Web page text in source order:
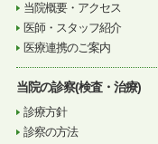
当院概要・アクセス
医師・スタッフ紹介
医療連携のご案内
当院の診察(検査・治療)
診療方針
診察の方法